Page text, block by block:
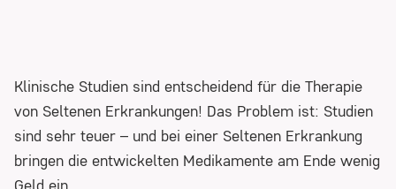
Klinische Studien sind entscheidend für die Therapie
von Seltenen Erkrankungen! Das Problem ist: Studien
sind sehr teuer – und bei einer Seltenen Erkrankung
bringen die entwickelten Medikamente am Ende wenig
übertragen werden.
Rapidmail